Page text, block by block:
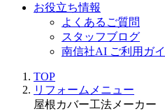
お役立ち情報
よくあるご質問
スタッフブログ
南信社AI ご利用ガ
TOP
リフォームメニュー
屋根カバー工法 メーカー